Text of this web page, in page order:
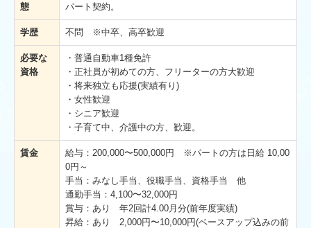
態
パート契約。
学歴 不問 ※中卒、高卒歓迎
必要な
資格
・普通自動⾞1種免許
・正社員が初めての⽅、フリーターの⽅大歓迎
・将来独⽴も応援(実績有り)
・⼥性歓迎
・シニア歓迎
・子育て中、介護中の方、歓迎。
賃⾦
給与：200,000〜500,000円 ※パートの方は日給 10,00
0円～
⼿当：みなし⼿当、役職⼿当、資格⼿当 他
通勤⼿当：4,100〜32,000円
賞与：あり 年2回計4.00⽉分(前年度実績)
昇給：あり 2,000円〜10,000円(ベースアップ込みの前